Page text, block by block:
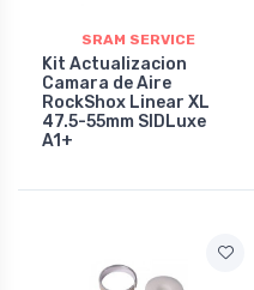
SRAM SERVICE
Kit Actualizacion
Camara de Aire
RockShox Linear XL
47.5-55mm SIDLuxe
A1+